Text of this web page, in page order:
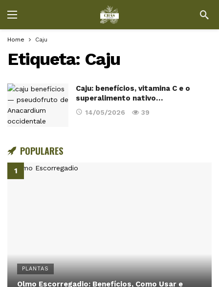
Home Caju
Etiqueta: Caju
Caju: benefícios, vitamina C e o
superalimento nativo…
14/05/2026 39
POPULARES
PLANTAS
Olmo Escorregadio: Benefícios, Como Usar e